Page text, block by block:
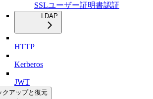
SSLユーザー証明書認証
LDAP
HTTP
Kerberos
JWT
クアップと復元